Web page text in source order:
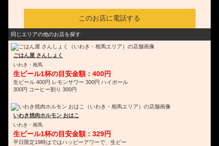
このお店に電話する
同じエリアの他のお店を探す
ごはん屋 さんしょく
いわき・相馬
生ビール1杯の目安金額：400円
生ビール 400円 レモンサワー 300円 ハイボール
300円 コーヒー割り 300円
いわき焼肉ホルモン おはこ
いわき・相馬
生ビール1杯の目安金額：329円
平日限定19時はではハッピーアワーで、生ビー